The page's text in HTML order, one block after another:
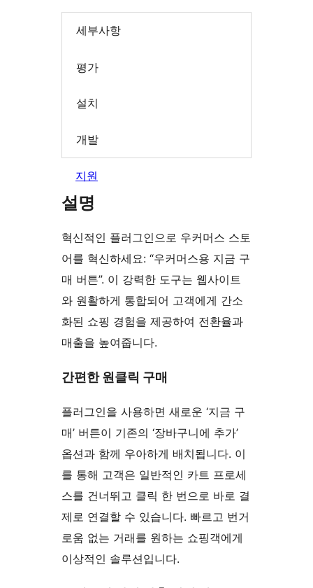
세부사항
평가
설치
개발
지원
설명
혁신적인 플러그인으로 우커머스 스토
어를 혁신하세요: “우커머스용 지금 구
매 버튼”. 이 강력한 도구는 웹사이트
와 원활하게 통합되어 고객에게 간소
화된 쇼핑 경험을 제공하여 전환율과
매출을 높여줍니다.
간편한 원클릭 구매
플러그인을 사용하면 새로운 ‘지금 구
매’ 버튼이 기존의 ‘장바구니에 추가’
옵션과 함께 우아하게 배치됩니다. 이
를 통해 고객은 일반적인 카트 프로세
스를 건너뛰고 클릭 한 번으로 바로 결
제로 연결할 수 있습니다. 빠르고 번거
로움 없는 거래를 원하는 쇼핑객에게
이상적인 솔루션입니다.